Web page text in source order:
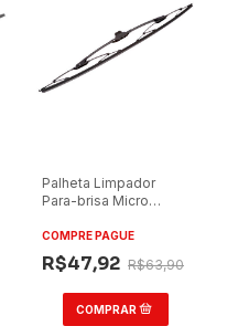
Palheta Limpador
Para-brisa Micro
W8 W9
COMPRE PAGUE
R$47,92 R$63,90